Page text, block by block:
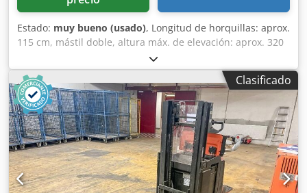
Estado: muy bueno (usado), Longitud de horquillas: aprox.
115 cm, mástil doble, altura máx. de elevación: aprox. 320
cm, carga máx.: aprox. 1000 kg, peso sin batería: 955 kg,
año de fabricación: 2017. Apilador de gran elevación BT
SPE 200 DN Dcjdpjyu Td Djfx Anmek
Clasificado